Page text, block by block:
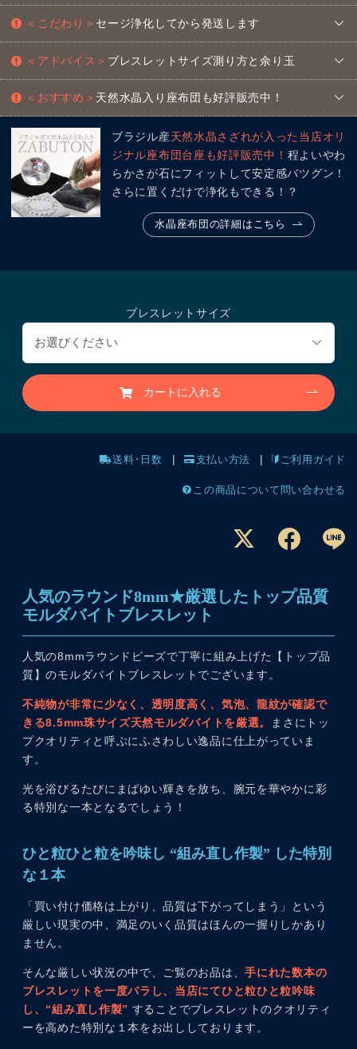
＜こだわり＞ セージ浄化してから発送します
＜アドバイス＞ ブレスレットサイズ測り方と余り玉
＜おすすめ＞ 天然水晶入り座布団も好評販売中！
ブラジル産天然水晶さざれが入った当店オリ
ジナル座布団台座も好評販売中！ 程よいやわ
らかさが石にフィットして安定感バツグン！
さらに置くだけで浄化もできる！？
水晶座布団の詳細はこちら
ブレスレットサイズ
カートに入れる
送料･日数 支払い方法 ご利用ガイド
この商品について問い合わせる
人気のラウンド8mm★厳選したトップ品質
モルダバイトブレスレット
人気の8mmラウンドビーズで丁寧に組み上げた【トップ品
質】のモルダバイトブレスレットでございます。
不純物が非常に少なく、透明度高く、気泡、龍紋が確認で
きる8.5mm珠サイズ天然モルダバイトを厳選。
まさにトッ
プクオリティと呼ぶにふさわしい逸品に仕上がっていま
す。
光を浴びるたびにまばゆい輝きを放ち、腕元を華やかに彩
る特別な一本となるでしょう！
ひと粒ひと粒を吟味し “組み直し作製” した特別
な１本
「買い付け価格は上がり、品質は下がってしまう」という
厳しい現実の中、満足のいく品質はほんの一握りしかあり
ません。
そんな厳しい状況の中で、ご覧のお品は、手にれた数本の
ブレスレットを一度バラし、当店にてひと粒ひと粒吟味
し、“組み直し作製” することでブレスレットのクオリティ
ーを高めた特別な１本をお出ししております。